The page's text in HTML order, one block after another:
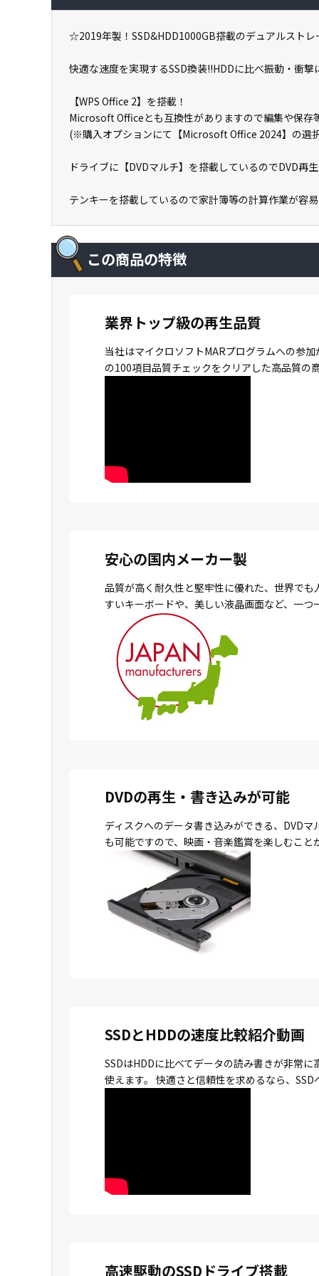
☆2019年製！SSD&HDD1000GB搭載のデュアルスト
快適な速度を実現するSSD換装!!HDDに比べ振動・衝撃
【WPS Office 2】を搭載！
Microsoft Officeとも互換性がありますので編集や保存
(※購入オプションにて【Microsoft Office 2024】の選
ドライブに【DVDマルチ】を搭載しているのでDVD再
テンキーを搭載しているので家計簿等の計算作業が容
この商品の特徴
業界トップ級の再生品質
当社はマイクロソフトMARプログラムへの参
の100項目品質チェックをクリアした高品質の
安心の国内メーカー製
品質が高く耐久性と堅牢性に優れた、世界で
すいキーボードや、美しい液晶画面など、一つ
DVDの再生・書き込みが可能
ディスクへのデータ書き込みができる、DVD
も可能ですので、映画・音楽鑑賞を楽しむこと
SSDとHDDの速度比較紹介動画
SSDはHDDに比べてデータの読み書きが非常
使えます。 快適さと信頼性を求めるなら、SSD
高速駆動のSSDドライブ搭載